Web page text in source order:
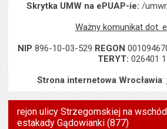
Skrytka UMW na ePUAP-ie: /
Ważny komunikat dot.
NIP 896-10-03-529 REGON
TERYT: 026401 1
Strona internetowa Wrocławia:
rejon ulicy Strzegomskiej na
estakady Gądowianki (877)